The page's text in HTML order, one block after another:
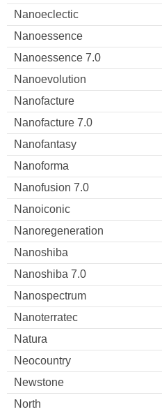
Nanoeclectic
Nanoessence
Nanoessence 7.0
Nanoevolution
Nanofacture
Nanofacture 7.0
Nanofantasy
Nanoforma
Nanofusion 7.0
Nanoiconic
Nanoregeneration
Nanoshiba
Nanoshiba 7.0
Nanospectrum
Nanoterratec
Natura
Neocountry
Newstone
North